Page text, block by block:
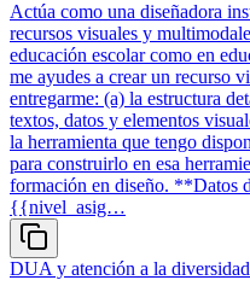
Actúa como una diseñadora
recursos visuales y
educación escolar como en
me ayudes a crear un recurso
entregarme: (a) la estructura
textos, datos y elementos
la herramienta que tengo
para construirlo en esa
formación en diseño. **Datos
{{nivel_asig…
DUA y atención a la diversidad